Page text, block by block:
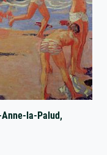
la-Palud,